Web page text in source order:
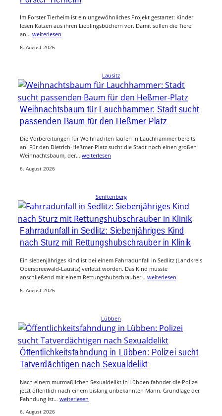
Im Forster Tierheim ist ein ungewöhnliches Projekt gestartet: Kinder
lesen Katzen aus ihren Lieblingsbüchern vor. Damit sollen die Tiere
an… weiterlesen
6. August 2026
Lausitz
Weihnachtsbaum für Lauchhammer: Stadt sucht
passenden Baum für den Heßmer-Platz
Die Vorbereitungen für Weihnachten laufen in Lauchhammer bereits
an. Für den Dietrich-Heßmer-Platz sucht die Stadt noch einen großen
Weihnachtsbaum, der… weiterlesen
6. August 2026
Senftenberg
Fahrradunfall in Sedlitz: Siebenjähriges Kind
nach Sturz mit Rettungshubschrauber in Klinik
Ein siebenjähriges Kind ist bei einem Fahrradunfall in Sedlitz (Landkreis
Oberspreewald-Lausitz) verletzt worden. Das Kind musste
anschließend mit einem Rettungshubschrauber… weiterlesen
6. August 2026
Lübben
Öffentlichkeitsfahndung in Lübben: Polizei sucht
Tatverdächtigen nach Sexualdelikt
Nach einem mutmaßlichen Sexualdelikt in Lübben fahndet die Polizei
jetzt öffentlich nach einem bislang unbekannten Mann. Grundlage der
Fahndung ist… weiterlesen
6. August 2026